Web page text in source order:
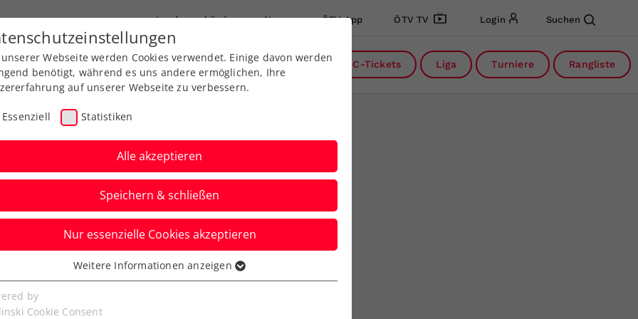
Landesverbände News ÖTV App ÖTV TV Login Suchen
Ausbildung Services Über uns DC-Tickets Liga Turniere Rangliste
Linz: Top 3 und
im Halbfinale
Webseite werden Cookies verwendet. Einige davon werden
benötigt, während es uns andere ermöglichen, Ihre
auf unserer Webseite zu verbessern.
Essenziell Statistiken
Alle akzeptieren
Speichern & schließen
Nur essenzielle Cookies akzeptieren
Cookies werden für grundlegende Funktionen der
benötigt. Dadurch ist gewährleistet, dass die Webseite
Weitere Informationen anzeigen
by
Cookie Consent